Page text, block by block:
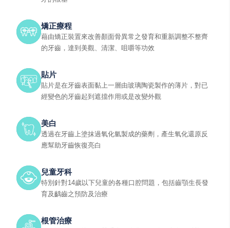
矯正療程
藉由矯正裝置來改善顏面骨異常之發育和重新調整不整齊
的牙齒，達到美觀、清潔、咀嚼等功效
貼片
貼片是在牙齒表面黏上一層由玻璃陶瓷製作的薄片，對已
經變色的牙齒起到遮擋作用或是改變外觀
美白
透過在牙齒上塗抹過氧化氫製成的藥劑，產生氧化還原反
應幫助牙齒恢復亮白
兒童牙科
特別針對14歲以下兒童的各種口腔問題，包括齒顎生長發
育及齲齒之預防及治療
根管治療